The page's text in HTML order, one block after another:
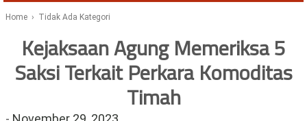
Literasi Melalui LASKAR JODA, Usung Filosofi Gelar Sehelai
Ambulance Dari Berbagai Daerah Padati Kota Wisata Batu
Hadirkan Tujuh Sapta Pesona Wisata di Amfiteater, Mikutopia
Buka Rekrutmen Karyawan,Berikut Kualifikasinya
Home › Tidak Ada Kategori
Kejaksaan Agung Memeriksa 5
Saksi Terkait Perkara Komoditas
Timah